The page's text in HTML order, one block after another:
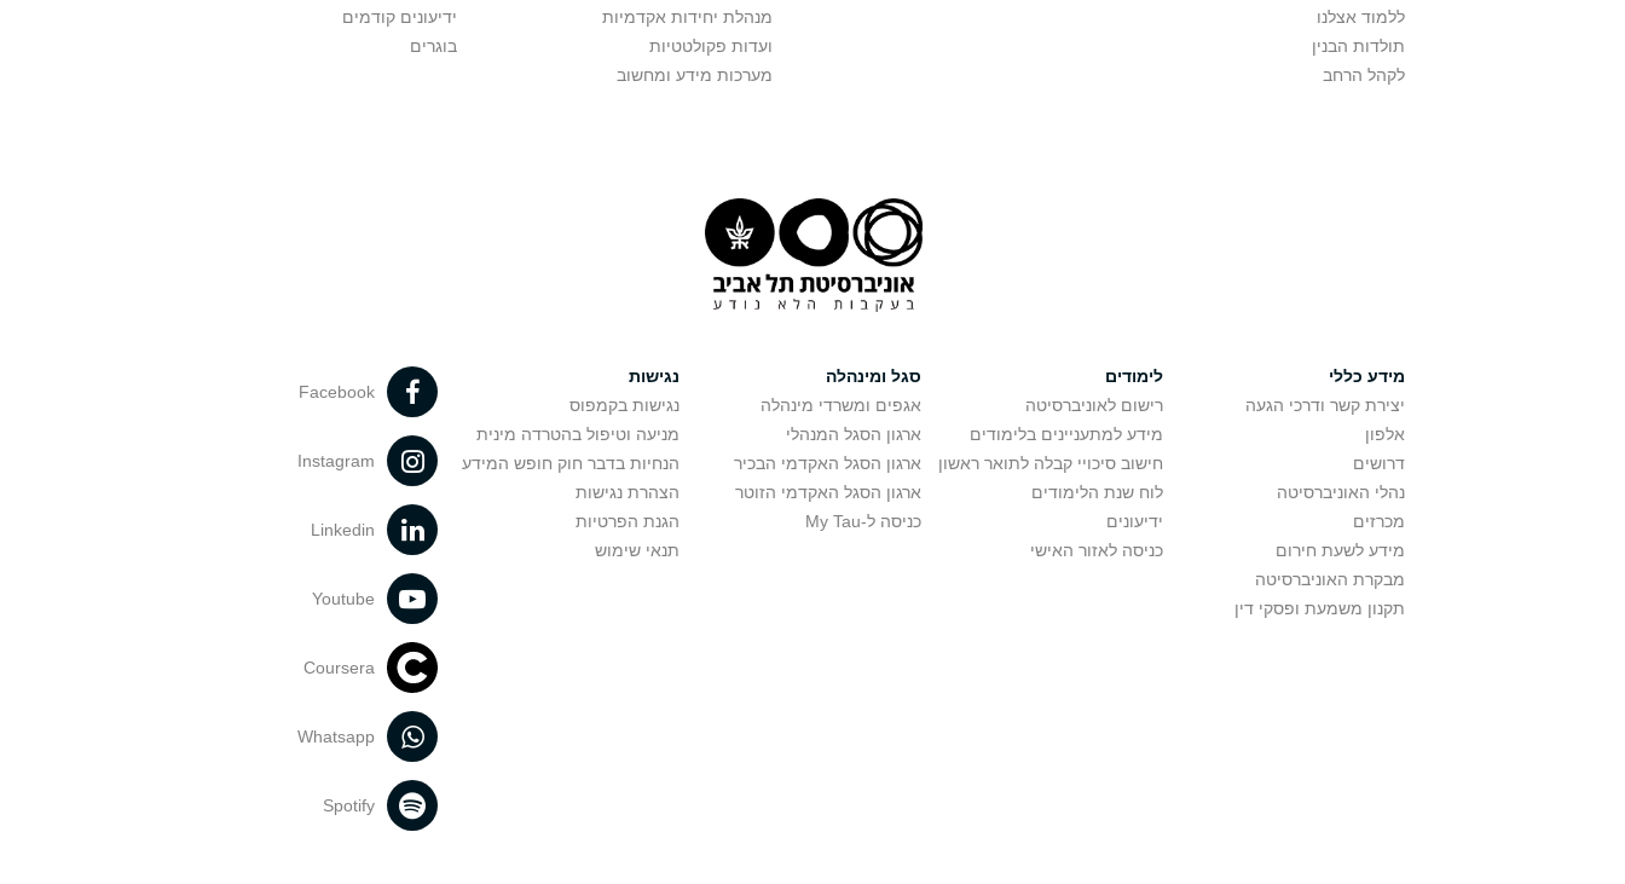
ללמוד אצלנו
תולדות הבנין
לקהל הרחב
מנהלת יחידות אקדמיות
ועדות פקולטטיות
מערכות מידע ומחשוב
ידיעונים קודמים
בוגרים
מידע כללי
יצירת קשר ודרכי הגעה
אלפון
דרושים
נהלי האוניברסיטה
מכרזים
מידע לשעת חירום
מבקרת האוניברסיטה
תקנון משמעת ופסקי דין
לימודים
רישום לאוניברסיטה
מידע למתעניינים בלימודים
חישוב סיכויי קבלה לתואר ראשון
לוח שנת הלימודים
ידיעונים
כניסה לאזור האישי
סגל ומינהלה
אגפים ומשרדי מינהלה
ארגון הסגל המנהלי
ארגון הסגל האקדמי הבכיר
ארגון הסגל האקדמי הזוטר
כניסה ל-My Tau
נגישות
נגישות בקמפוס
מניעה וטיפול בהטרדה מינית
הנחיות בדבר חוק חופש המידע
הצהרת נגישות
הגנת הפרטיות
תנאי שימוש
Facebook
Instagram
Linkedin
Youtube
Coursera
Whatsapp
Spotify